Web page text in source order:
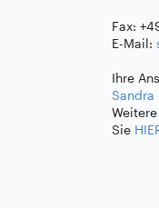
Fax:
E-Mail:
Ihre
Sandra
Sie